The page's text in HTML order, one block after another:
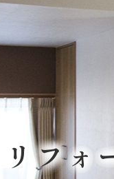
リフォ